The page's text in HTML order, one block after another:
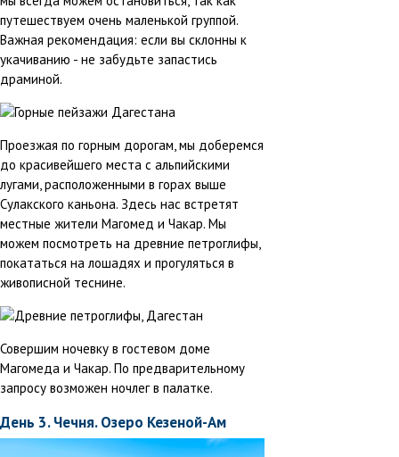
путешествуем очень маленькой группой.
Важная рекомендация: если вы склонны к
укачиванию - не забудьте запастись
драминой.
Проезжая по горным дорогам, мы доберемся
до красивейшего места с альпийскими
лугами, расположенными в горах выше
Сулакского каньона. Здесь нас встретят
местные жители Магомед и Чакар. Мы
можем посмотреть на древние петроглифы,
покататься на лошадях и прогуляться в
живописной теснине.
Совершим ночевку в гостевом доме
Магомеда и Чакар. По предварительному
запросу возможен ночлег в палатке.
День 3. Чечня. Озеро Кезеной-Ам